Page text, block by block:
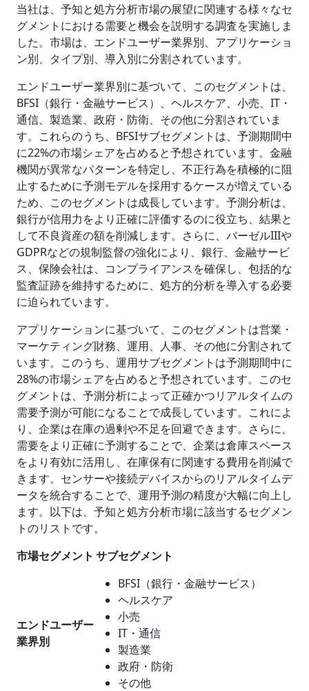
当社は、予知と処方分析市場の展望に関連する様々なセ
グメントにおける需要と機会を説明する調査を実施しま
した。市場は、エンドユーザー業界別、アプリケーショ
ン別、タイプ別、導入別に分割されています。
エンドユーザー業界別に基づいて、このセグメントは、
BFSI（銀行・金融サービス）、ヘルスケア、小売、IT・
通信、製造業、政府・防衛、その他に分割されていま
す。これらのうち、BFSIサブセグメントは、予測期間中
に22%の市場シェアを占めると予想されています。金融
機関が異常なパターンを特定し、不正行為を積極的に阻
止するために予測モデルを採用するケースが増えている
ため、このセグメントは成長しています。予測分析は、
銀行が信用力をより正確に評価するのに役立ち、結果と
して不良資産の額を削減します。さらに、バーゼルIIIや
GDPRなどの規制監督の強化により、銀行、金融サービ
ス、保険会社は、コンプライアンスを確保し、包括的な
監査証跡を維持するために、処方的分析を導入する必要
に迫られています。
アプリケーションに基づいて、このセグメントは営業・
マーケティング財務、運用、人事、その他に分割されて
います。このうち、運用サブセグメントは予測期間中に
28%の市場シェアを占めると予想されています。このセ
グメントは、予測分析によって正確かつリアルタイムの
需要予測が可能になることで成長しています。これによ
り、企業は在庫の過剰や不足を回避できます。さらに、
需要をより正確に予測することで、企業は倉庫スペース
をより有効に活用し、在庫保有に関連する費用を削減で
きます。センサーや接続デバイスからのリアルタイムデ
ータを統合することで、運用予測の精度が大幅に向上し
ます。以下は、予知と処方分析市場に該当するセグメン
トのリストです。
市場セグメント サブセグメント
エンドユーザー
業界別
BFSI（銀行・金融サービス）
ヘルスケア
小売
IT・通信
製造業
政府・防衛
その他